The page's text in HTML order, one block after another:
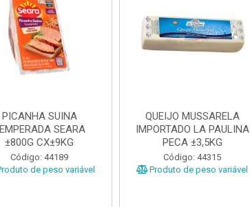
PICANHA SUINA
SEARA
±800G CX±9KG
Código: 44189
de peso variável
QUEIJO MUSSARELA
IMPORTADO LA PAULINA
PECA ±3,5KG
Código: 44315
Produto de peso variável